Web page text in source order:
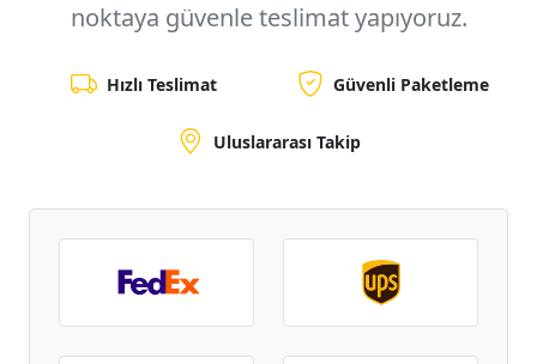
noktaya güvenle teslimat yapıyoruz.
Hızlı Teslimat Güvenli Paketleme
Uluslararası Takip